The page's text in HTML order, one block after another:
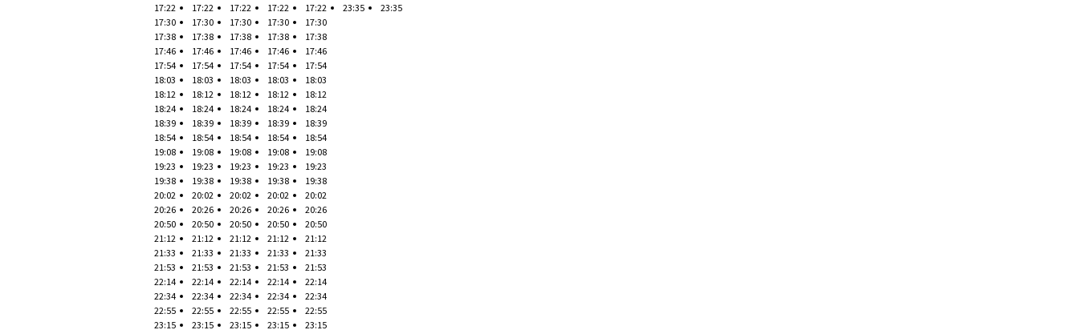
17:22
17:30
17:38
17:46
17:54
18:03
18:12
18:24
18:39
18:54
19:08
19:23
19:38
20:02
20:26
20:50
21:12
21:33
21:53
22:14
22:34
22:55
23:15
17:22
17:30
17:38
17:46
17:54
18:03
18:12
18:24
18:39
18:54
19:08
19:23
19:38
20:02
20:26
20:50
21:12
21:33
21:53
22:14
22:34
22:55
23:15
17:22
17:30
17:38
17:46
17:54
18:03
18:12
18:24
18:39
18:54
19:08
19:23
19:38
20:02
20:26
20:50
21:12
21:33
21:53
22:14
22:34
22:55
23:15
17:22
17:30
17:38
17:46
17:54
18:03
18:12
18:24
18:39
18:54
19:08
19:23
19:38
20:02
20:26
20:50
21:12
21:33
21:53
22:14
22:34
22:55
23:15
17:22
17:30
17:38
17:46
17:54
18:03
18:12
18:24
18:39
18:54
19:08
19:23
19:38
20:02
20:26
20:50
21:12
21:33
21:53
22:14
22:34
22:55
23:15
23:35
23:35